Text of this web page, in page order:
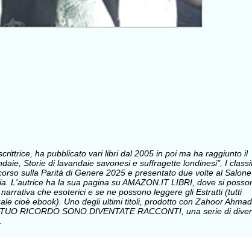
ha pubblicato vari libri dal 2005 in poi ma ha raggiunto il
Storie di lavandaie savonesi e suffragette londinesi", I
sulla Parità di Genere 2025 e presentato due volte al
L'autrice ha la sua pagina su AMAZON.IT LIBRI, dove si
che esoterici e se ne possono leggere gli Estratti (tutti
cioè ebook). Uno degli ultimi titoli, prodotto con Zahoor Ahmad
RICORDO SONO DIVENTATE RACCONTI, una serie di